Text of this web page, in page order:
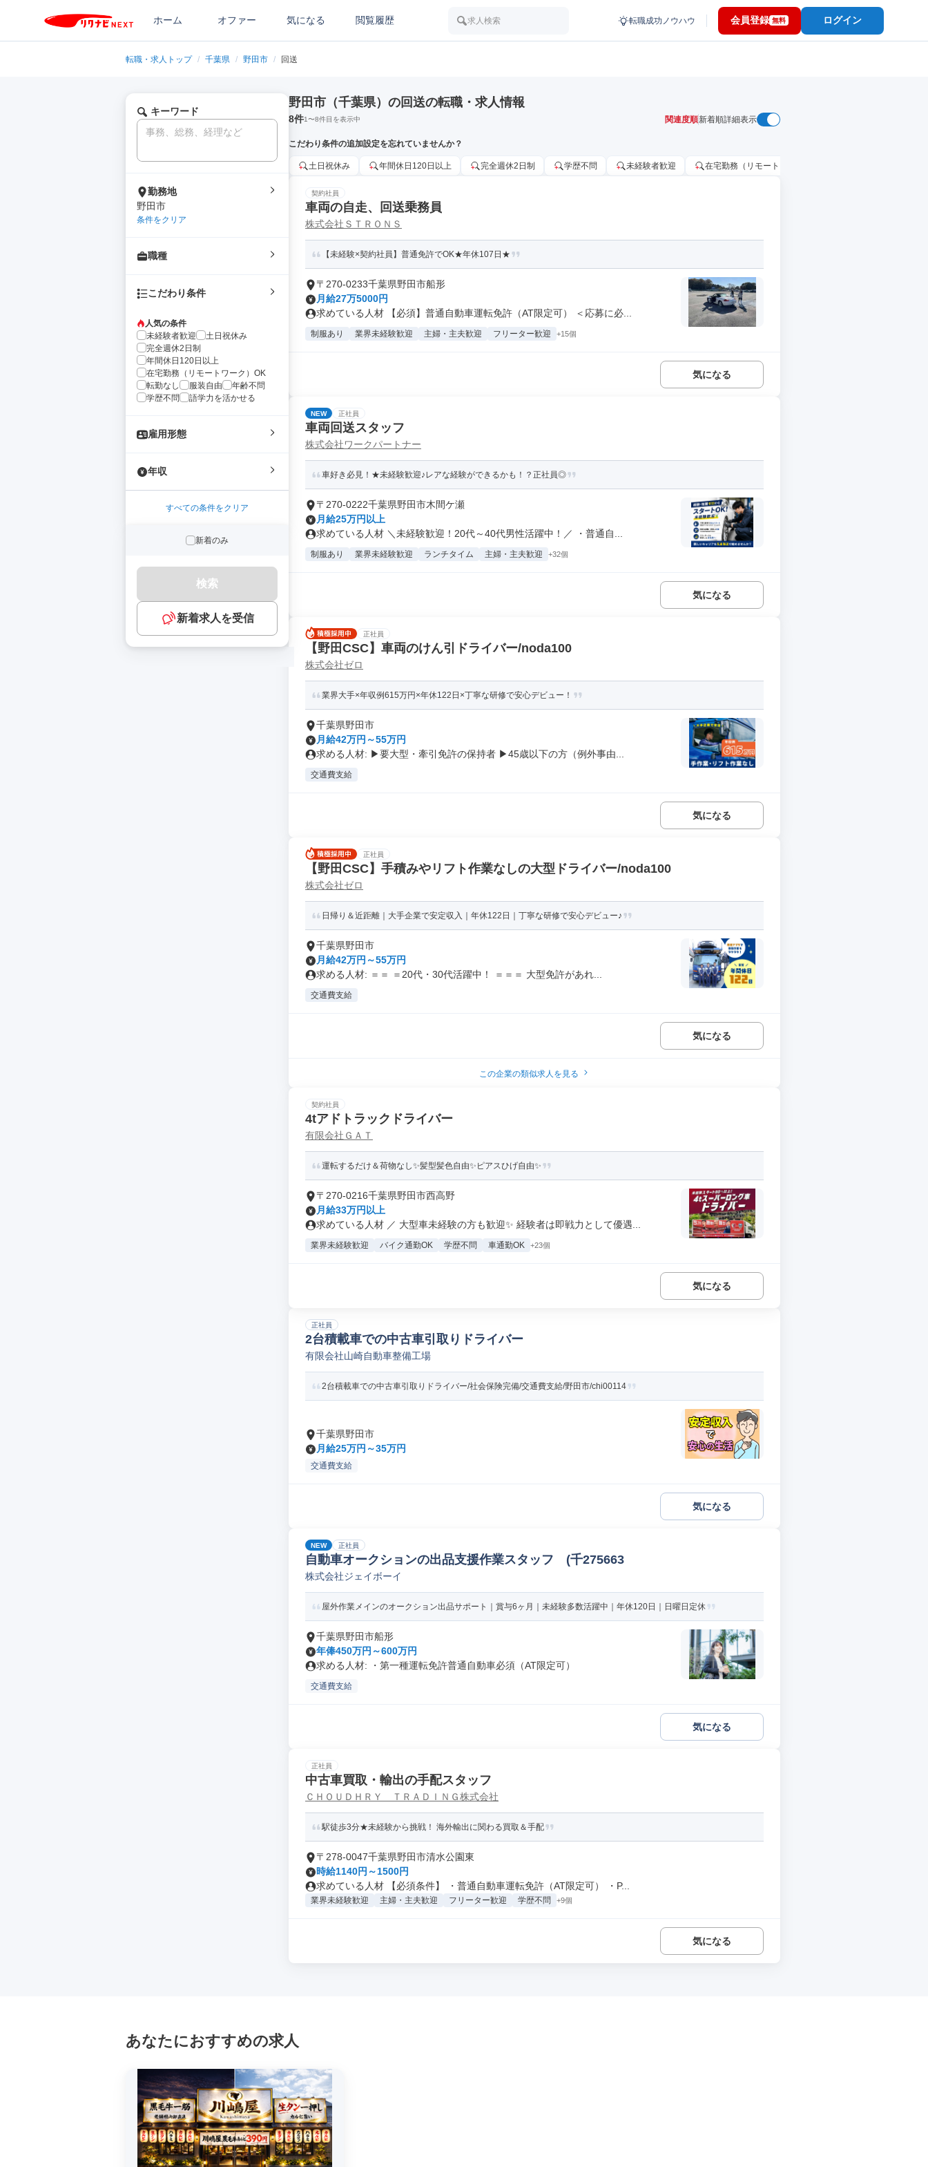
ホーム オファー 気になる 閲覧履歴 求人検索 転職成功ノウハウ 会員登録 無料 ログイン
転職・求人トップ / 千葉県 / 野田市 / 回送
キーワード
勤務地
野田市
条件をクリア
職種
こだわり条件
人気の条件
未経験者歓迎
土日祝休み
完全週休2日制
年間休日120日以上
在宅勤務（リモートワーク）OK
転勤なし
服装自由
年齢不問
学歴不問
語学力を活かせる
雇用形態
年収
すべての条件をクリア
新着のみ
検索
新着求人を受信
野田市（千葉県）の回送の転職・求人情報
8件1〜8件目を表示中 関連度順新着順詳細表示
こだわり条件の追加設定を忘れていませんか？
土日祝休み 年間休日120日以上 完全週休2日制 学歴不問 未経験者歓迎 在宅勤務（リモートワーク）OK
契約社員
車両の自走、回送乗務員
株式会社ＳＴＲＯＮＳ
【未経験×契約社員】普通免許でOK★年休107日★
〒270-0233千葉県野田市船形
月給27万5000円
求めている人材 【必須】普通自動車運転免許（AT限定可） ＜応募に必...
制服あり 業界未経験歓迎 主婦・主夫歓迎 フリーター歓迎 +15個
気になる
NEW 正社員
車両回送スタッフ
株式会社ワークパートナー
車好き必見！★未経験歓迎♪レアな経験ができるかも！？正社員◎
〒270-0222千葉県野田市木間ケ瀬
月給25万円以上
求めている人材 ＼未経験歓迎！20代～40代男性活躍中！／ ・普通自...
制服あり 業界未経験歓迎 ランチタイム 主婦・主夫歓迎 +32個
気になる
正社員
【野田CSC】車両のけん引ドライバー/noda100
株式会社ゼロ
業界大手×年収例615万円×年休122日×丁寧な研修で安心デビュー！
千葉県野田市
月給42万円～55万円
求める人材: ▶要大型・牽引免許の保持者 ▶45歳以下の方（例外事由...
交通費支給
気になる
正社員
【野田CSC】手積みやリフト作業なしの大型ドライバー/noda100
株式会社ゼロ
日帰り＆近距離｜大手企業で安定収入｜年休122日｜丁寧な研修で安心デビュー♪
千葉県野田市
月給42万円～55万円
求める人材: ＝＝ ＝20代・30代活躍中！ ＝＝＝ 大型免許があれ...
交通費支給
気になる
この企業の類似求人を見る
契約社員
4tアドトラックドライバー
有限会社ＧＡＴ
運転するだけ＆荷物なし✨髪型髪色自由✨ピアスひげ自由✨
〒270-0216千葉県野田市西高野
月給33万円以上
求めている人材 ／ 大型車未経験の方も歓迎✨ 経験者は即戦力として優遇...
業界未経験歓迎 バイク通勤OK 学歴不問 車通勤OK +23個
気になる
正社員
2台積載車での中古車引取りドライバー
有限会社山崎自動車整備工場
2台積載車での中古車引取りドライバー/社会保険完備/交通費支給/野田市/chi00114
千葉県野田市
月給25万円～35万円
交通費支給
気になる
NEW 正社員
自動車オークションの出品支援作業スタッフ (千275663
株式会社ジェイボーイ
屋外作業メインのオークション出品サポート｜賞与6ヶ月｜未経験多数活躍中｜年休120日｜日曜日定休
千葉県野田市船形
年俸450万円～600万円
求める人材: ・第一種運転免許普通自動車必須（AT限定可）
交通費支給
気になる
正社員
中古車買取・輸出の手配スタッフ
ＣＨＯＵＤＨＲＹ ＴＲＡＤＩＮＧ株式会社
駅徒歩3分★未経験から挑戦！ 海外輸出に関わる買取＆手配
〒278-0047千葉県野田市清水公園東
時給1140円～1500円
求めている人材 【必須条件】 ・普通自動車運転免許（AT限定可） ・P...
業界未経験歓迎 主婦・主夫歓迎 フリーター歓迎 学歴不問 +9個
気になる
あなたにおすすめの求人